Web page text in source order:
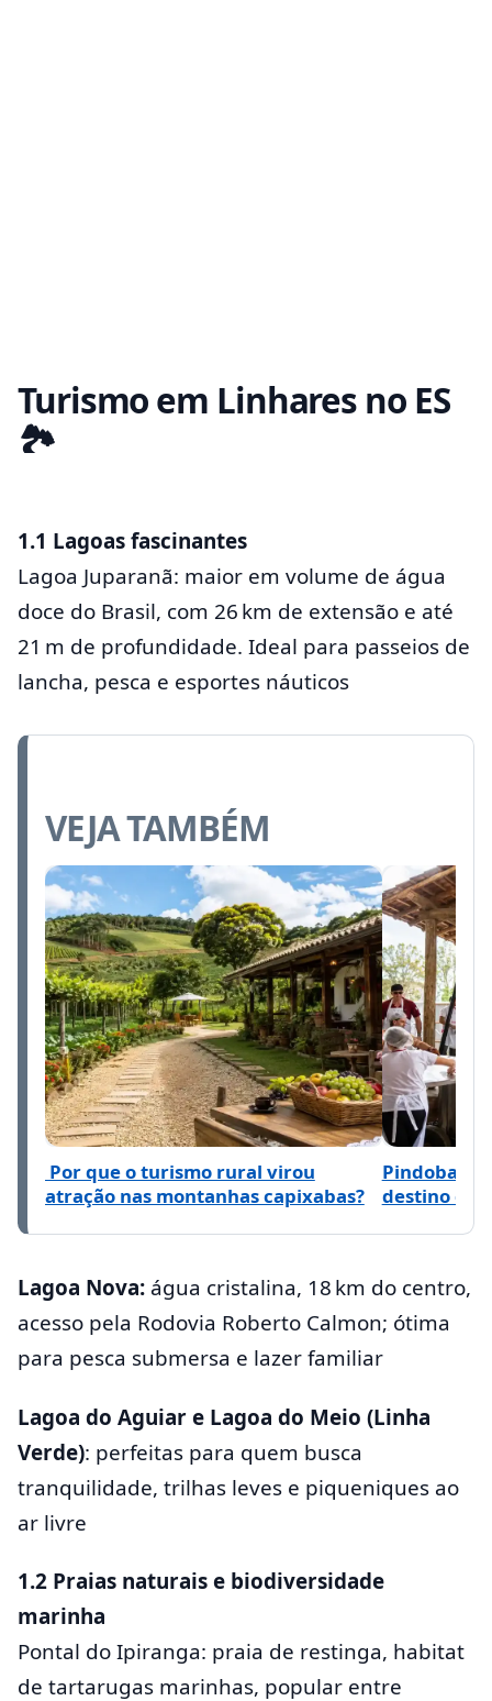
Turismo em Linhares no ES
🏞️
1.1 Lagoas fascinantes
Lagoa Juparanã: maior em volume de água
doce do Brasil, com 26 km de extensão e até
21 m de profundidade. Ideal para passeios de
lancha, pesca e esportes náuticos
VEJA TAMBÉM
Por que o turismo rural virou
atração nas montanhas capixabas?
Pindobas:
destino
Lagoa Nova: água cristalina, 18 km do centro,
acesso pela Rodovia Roberto Calmon; ótima
para pesca submersa e lazer familiar
Lagoa do Aguiar e Lagoa do Meio (Linha
Verde): perfeitas para quem busca
tranquilidade, trilhas leves e piqueniques ao
ar livre
1.2 Praias naturais e biodiversidade
marinha
Pontal do Ipiranga: praia de restinga, habitat
de tartarugas marinhas, popular entre